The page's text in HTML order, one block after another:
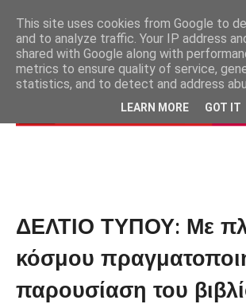
ΔΕΛΤΙΟ ΤΥΠΟΥ: Με
κόσμου
παρουσίαση του
This site uses cookies from Google to
and to analyze traffic. Your IP address
shared with Google along with
metrics to ensure quality of service,
statistics, and to detect and address
LEARN MORE GOT IT